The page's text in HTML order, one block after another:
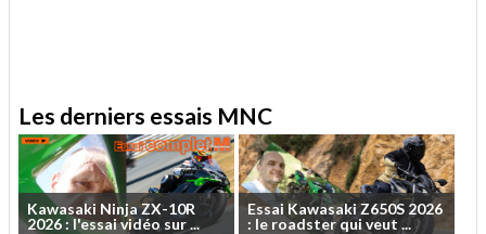
Les derniers essais MNC
Kawasaki NinjaZX-10R
2026: l'essaividéo sur...
Essai KawasakiZ650S 2026
: le roadsterquiveut ...